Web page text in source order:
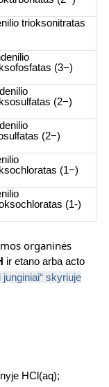
trioksonitratas
(3−)
(2−)
(2−)
(1−)
(1-)
organinės
ir etano arba acto
skyriuje
HCl(aq);